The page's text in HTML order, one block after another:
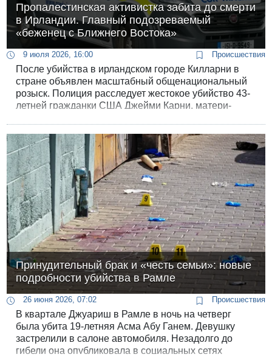
Пропалестинская активистка забита до смерти
в Ирландии. Главный подозреваемый
«беженец с Ближнего Востока»
9 июля 2026, 16:00 Происшествия
После убийства в ирландском городе Килларни в
стране объявлен масштабный общенациональный
розыск. Полиция расследует жестокое убийство 43-
летней гражданки США Джейми Карни, матери-
делу проходит знакомый погибшей - молодой
выходец с Ближнего Востока.
Принудительный брак и «честь семьи»: новые
подробности убийства в Рамле
26 июня 2026, 07:02 Происшествия
В квартале Джуариш в Рамле в ночь на четверг
была убита 19-летняя Асма Абу Ганем. Девушку
застрелили в салоне автомобиля. Незадолго до
гибели она опубликовала в социальных сетях